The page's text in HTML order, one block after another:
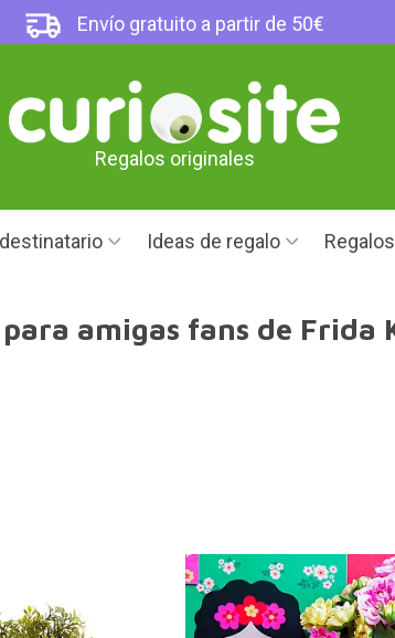
Envío gratuito a partir de 50€
Regalos originales
Ideas de regalo
para amigas fans de Frida